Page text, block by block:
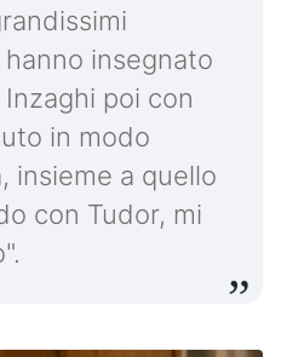
insegnato
poi con
in modo
insieme a quello
con Tudor, mi